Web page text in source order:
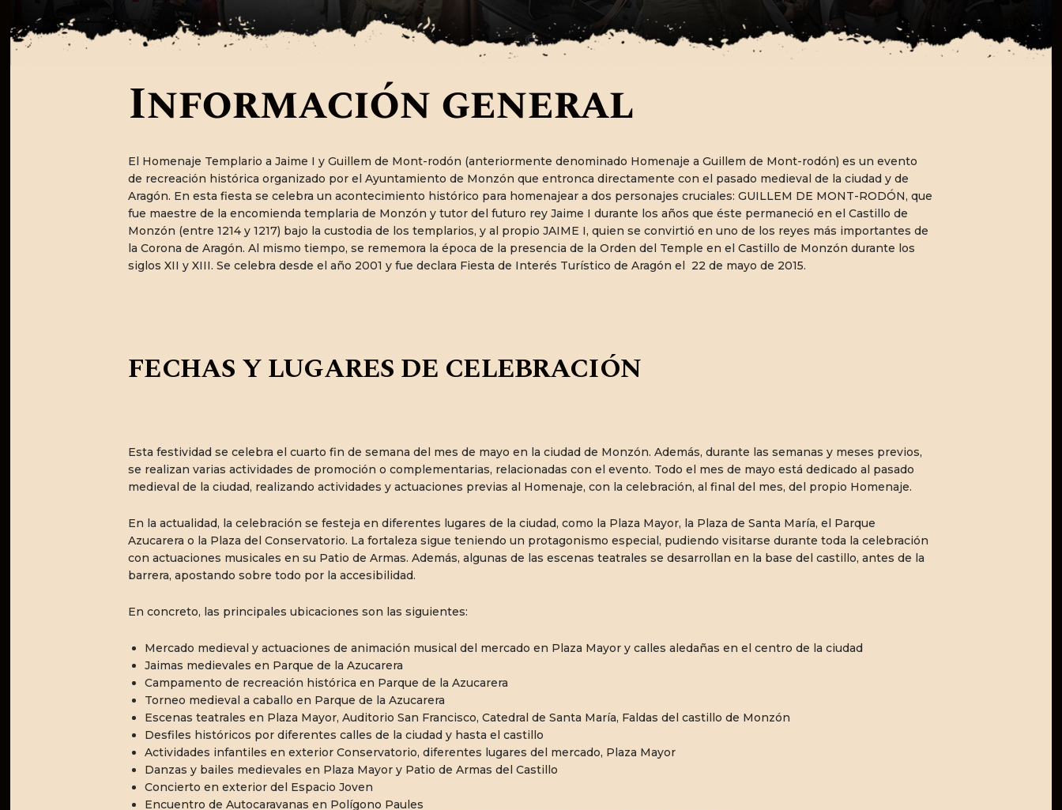
CONTACTO
Información general
El Homenaje Templario a Jaime I y Guillem de Mont-rodón (anteriormente denominado Homenaje a Guillem de Mont-rodón) es un evento
de recreación histórica organizado por el Ayuntamiento de Monzón que entronca directamente con el pasado medieval de la ciudad y de
Aragón. En esta fiesta se celebra un acontecimiento histórico para homenajear a dos personajes cruciales: GUILLEM DE MONT-RODÓN, que
fue maestre de la encomienda templaria de Monzón y tutor del futuro rey Jaime I durante los años que éste permaneció en el Castillo de
Monzón (entre 1214 y 1217) bajo la custodia de los templarios, y al propio JAIME I, quien se convirtió en uno de los reyes más importantes de
la Corona de Aragón. Al mismo tiempo, se rememora la época de la presencia de la Orden del Temple en el Castillo de Monzón durante los
siglos XII y XIII. Se celebra desde el año 2001 y fue declara Fiesta de Interés Turístico de Aragón el 22 de mayo de 2015.
FECHAS Y LUGARES DE CELEBRACIÓN
Esta festividad se celebra el cuarto fin de semana del mes de mayo en la ciudad de Monzón. Además, durante las semanas y meses previos,
se realizan varias actividades de promoción o complementarias, relacionadas con el evento. Todo el mes de mayo está dedicado al pasado
medieval de la ciudad, realizando actividades y actuaciones previas al Homenaje, con la celebración, al final del mes, del propio Homenaje.
En la actualidad, la celebración se festeja en diferentes lugares de la ciudad, como la Plaza Mayor, la Plaza de Santa María, el Parque
Azucarera o la Plaza del Conservatorio. La fortaleza sigue teniendo un protagonismo especial, pudiendo visitarse durante toda la celebración
con actuaciones musicales en su Patio de Armas. Además, algunas de las escenas teatrales se desarrollan en la base del castillo, antes de la
barrera, apostando sobre todo por la accesibilidad.
En concreto, las principales ubicaciones son las siguientes:
Mercado medieval y actuaciones de animación musical del mercado en Plaza Mayor y calles aledañas en el centro de la ciudad
Jaimas medievales en Parque de la Azucarera
Campamento de recreación histórica en Parque de la Azucarera
Torneo medieval a caballo en Parque de la Azucarera
Escenas teatrales en Plaza Mayor, Auditorio San Francisco, Catedral de Santa María, Faldas del castillo de Monzón
Desfiles históricos por diferentes calles de la ciudad y hasta el castillo
Actividades infantiles en exterior Conservatorio, diferentes lugares del mercado, Plaza Mayor
Danzas y bailes medievales en Plaza Mayor y Patio de Armas del Castillo
Concierto en exterior del Espacio Joven
Encuentro de Autocaravanas en Polígono Paules